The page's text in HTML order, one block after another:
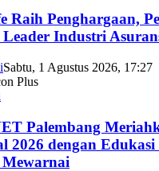
Raih Penghargaan,
Industri
Sabtu, 1 Agustus 2026, 17:27
Palembang
2026 dengan